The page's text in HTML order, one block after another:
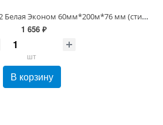
Нейлоновая лента TT462 Белая Эконом 60мм*200м*76 мм (стирка до 60С)
1 656 ₽
шт
В корзину